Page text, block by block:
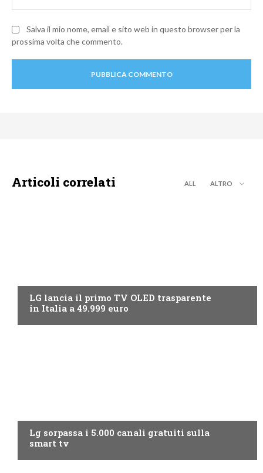
Salva il mio nome, email e sito web in questo browser per la
prossima volta che commento.
Articoli correlati ALL ALTRO
LG lancia il primo TV OLED trasparente
in Italia a 49.999 euro
Lg sorpassa i 5.000 canali gratuiti sulla
smart tv